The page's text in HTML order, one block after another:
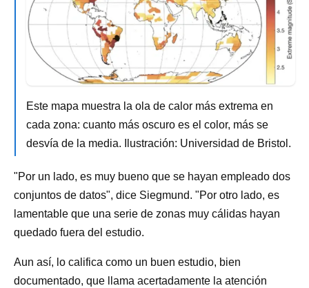
Este mapa muestra la ola de calor más extrema en
cada zona: cuanto más oscuro es el color, más se
desvía de la media. Ilustración: Universidad de Bristol.
"Por un lado, es muy bueno que se hayan empleado dos
conjuntos de datos", dice Siegmund. "Por otro lado, es
lamentable que una serie de zonas muy cálidas hayan
quedado fuera del estudio.
Aun así, lo califica como un buen estudio, bien
documentado, que llama acertadamente la atención